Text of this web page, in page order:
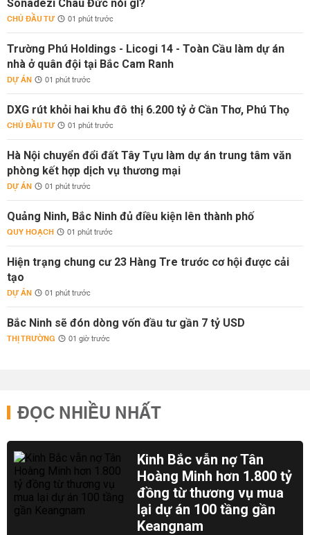
Sonadezi Châu Đức nói gì?
CHỦ ĐẦU TƯ 01 phút trước
Trường Phú Holdings - Licogi 14 - Toàn Cầu làm dự án
nhà ở quân đội tại Bắc Cam Ranh
DỰ ÁN 01 phút trước
DXG rút khỏi hai khu đô thị 6.200 tỷ ở Cần Thơ, Phú Thọ
CHỦ ĐẦU TƯ 01 phút trước
Hà Nội chuyển đổi đất Tây Tựu làm dự án trung tâm văn
phòng kết hợp dịch vụ thương mại
DỰ ÁN 01 phút trước
Quảng Ninh, Bắc Ninh đủ điều kiện lên thành phố
QUY HOẠCH 01 phút trước
Hiện trạng chung cư 23 Hàng Tre trước cơ hội được cải
tạo
DỰ ÁN 01 phút trước
Bắc Ninh sẽ đón dòng vốn đầu tư gần 7 tỷ USD
THỊ TRƯỜNG 01 giờ trước
ĐỌC NHIỀU NHẤT
Kinh Bắc vẫn nợ Tân
Hoàng Minh hơn 1.800 tỷ
đồng từ thương vụ mua
lại dự án 100 tầng gần
Keangnam